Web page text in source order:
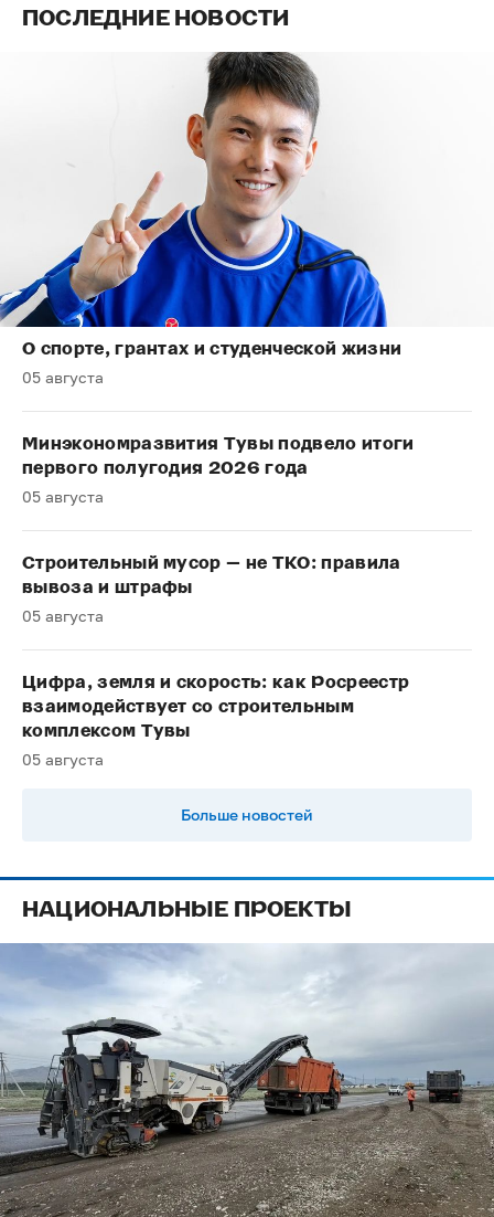
ПОСЛЕДНИЕ НОВОСТИ
О спорте, грантах и студенческой жизни
05 августа
Минэкономразвития Тувы подвело итоги
первого полугодия 2026 года
05 августа
Строительный мусор — не ТКО: правила
вывоза и штрафы
05 августа
Цифра, земля и скорость: как Росреестр
взаимодействует со строительным
комплексом Тувы
05 августа
Больше новостей
НАЦИОНАЛЬНЫЕ ПРОЕКТЫ